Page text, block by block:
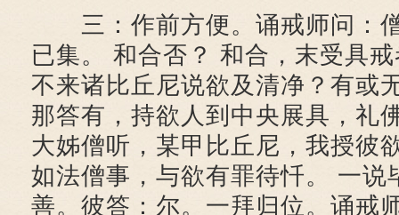
三：作前方便。诵戒师问：
已集。 和合否？ 和合，末受具
不来诸比丘尼说欲及清净？有或
那答有，持欲人到中央展具，礼
大姊僧听，某甲比丘尼，我授彼
如法僧事，与欲有罪待忏。 一说
善。彼答：尔。一拜归位。诵戒